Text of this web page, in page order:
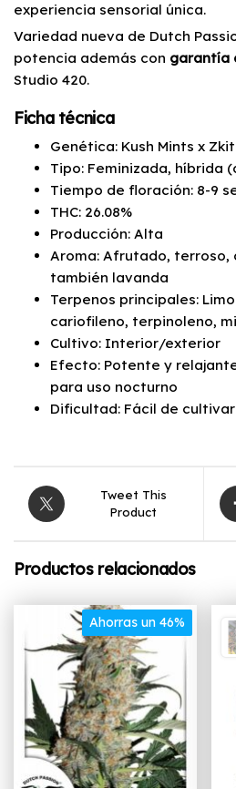
experiencia sensorial única.
Variedad nueva de Dutch
potencia además con garantía
Studio 420.
Ficha técnica
Genética: Kush Mints x
Tipo: Feminizada, híbrida
Tiempo de floración: 8-9
THC: 26.08%
Producción: Alta
Aroma: Afrutado, terroso,
también lavanda
Terpenos principales:
cariofileno, terpinoleno,
Cultivo: Interior/exterior
Efecto: Potente y
para uso nocturno
Dificultad: Fácil de cultivar
Tweet This
Product
Productos relacionados
Ahorras un 46%